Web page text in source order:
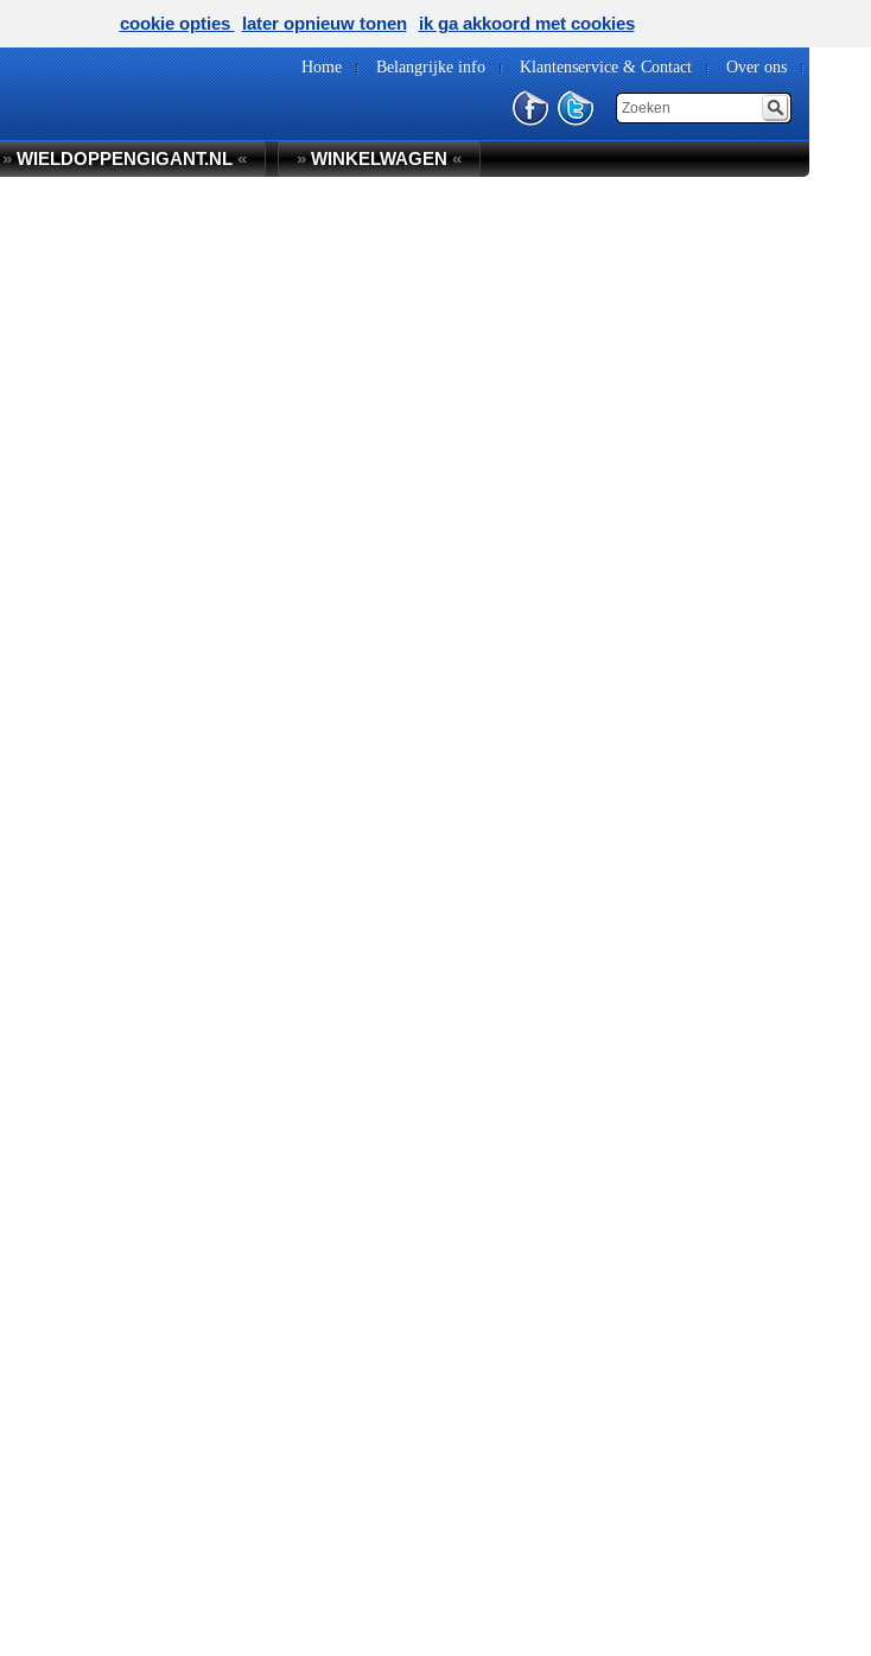
Home Belangrijke info Klantenservice & Contact Over ons
»WIELDOPPENGIGANT.NL« »WINKELWAGEN«
cookie opties later opnieuw tonen ik ga akkoord met cookies